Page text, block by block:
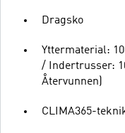
Dragsko
Yttermaterial:
/ Indertrusser:
Återvunnen)
CLIMA365-